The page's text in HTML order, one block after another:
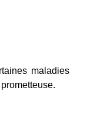
maladies